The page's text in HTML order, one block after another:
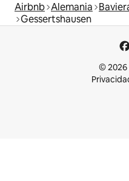
Airbnb Alemania
Gessertshausen
© 2026